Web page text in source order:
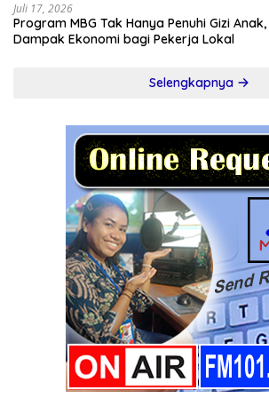
Juli 17, 2026
Program MBG Tak Hanya Penuhi Gizi
Dampak Ekonomi bagi Pekerja Lokal
Selengkapnya